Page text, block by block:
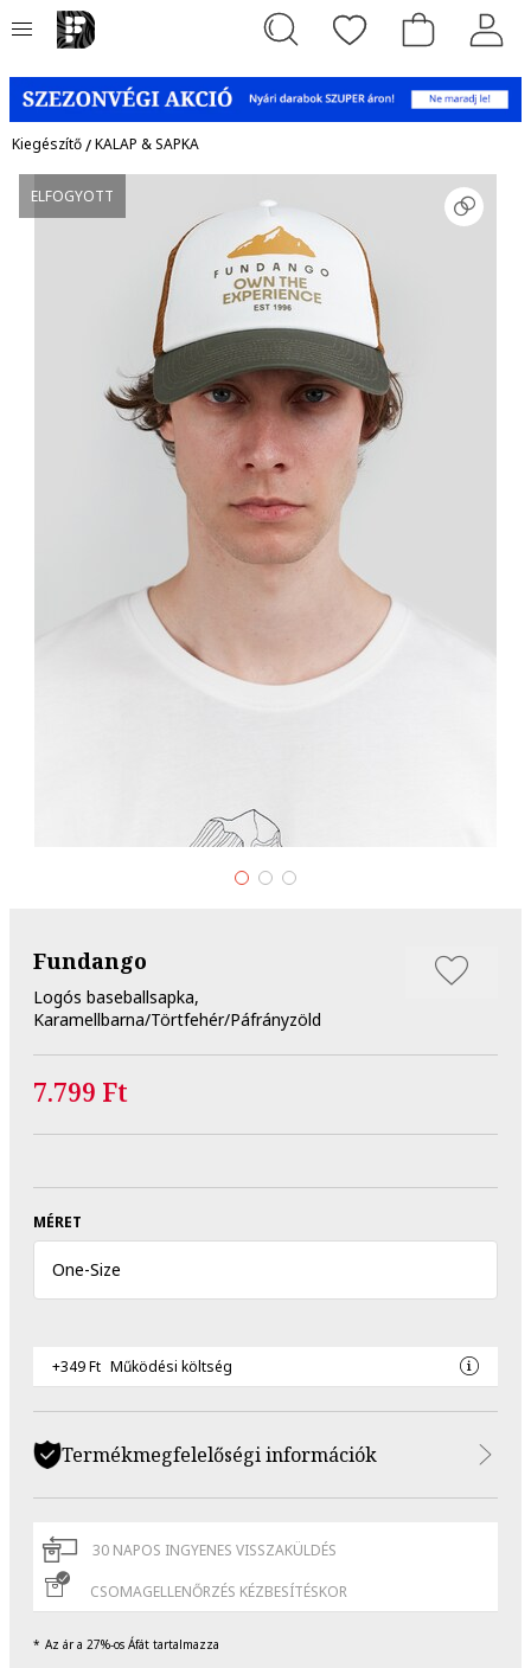
Kiegészítő/KALAP & SAPKA
ELFOGYOTT
Fundango
Logós baseballsapka,
Karamellbarna/Törtfehér/Páfrányzöld
7.799 Ft
MÉRET
One-Size
+349 Ft Működési költség
Termékmegfelelőségi információk
30 NAPOS INGYENES VISSZAKÜLDÉS
CSOMAGELLENŐRZÉS KÉZBESÍTÉSKOR
Az ár a 27%-os Áfát tartalmazza